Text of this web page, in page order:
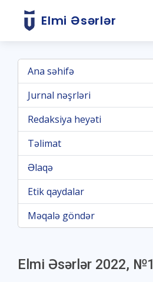
Elmi Əsərlər
Ana səhifə
Jurnal nəşrləri
Redaksiya heyəti
Təlimat
Əlaqə
Etik qaydalar
Məqalə göndər
Elmi Əsərlər 2022, №1